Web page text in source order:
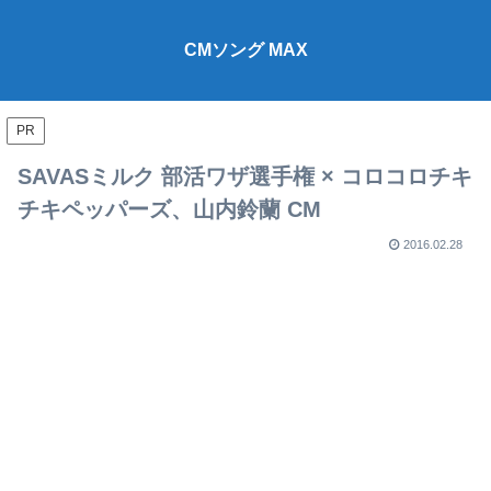
CMソング MAX
PR
SAVASミルク 部活ワザ選手権 × コロコロチキ
チキペッパーズ、山内鈴蘭 CM
2016.02.28